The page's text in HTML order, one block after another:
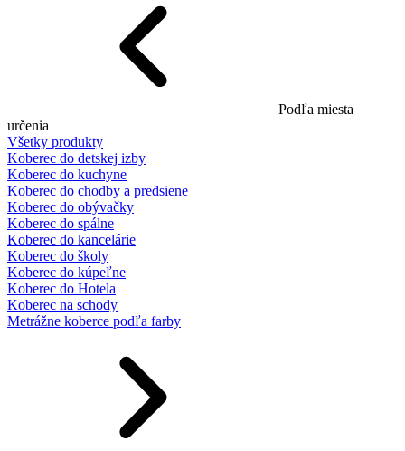
Podľa miesta
určenia
Všetky produkty
Koberec do detskej izby
Koberec do kuchyne
Koberec do chodby a predsiene
Koberec do obývačky
Koberec do spálne
Koberec do kancelárie
Koberec do školy
Koberec do kúpeľne
Koberec do Hotela
Koberec na schody
Metrážne koberce podľa farby